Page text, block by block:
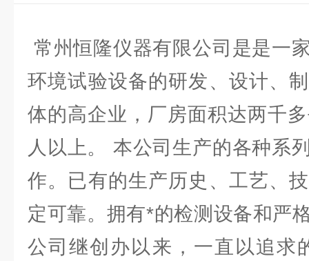
常州恒隆仪器有限公司是是一
环境试验设备的研发、设计、
体的高企业，厂房面积达两千
人以上。 本公司生产的各种系
作。已有的生产历史、工艺、
定可靠。拥有*的检测设备和严
公司继创办以来，一直以追求